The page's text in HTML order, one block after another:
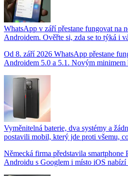
WhatsApp v září přestane fungovat na
Androidem. Ověřte si, zda se to týká i
Od 8. září 2026 WhatsApp přestane
Androidem 5.0 a 5.1. Novým minimem
Vyměnitelná baterie, dva systémy a
postavili mobil, který jde proti všemu,
Německá firma představila smartphone
Androidu s Googlem i místo iOS